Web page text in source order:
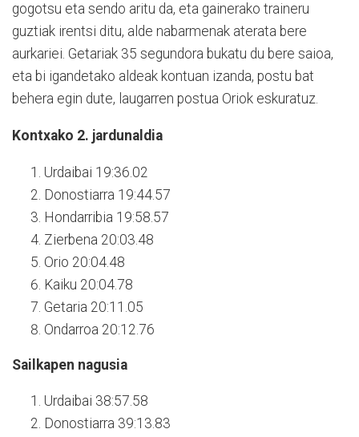
gogotsu eta sendo aritu da, eta gainerako traineru
guztiak irentsi ditu, alde nabarmenak aterata bere
aurkariei. Getariak 35 segundora bukatu du bere saioa,
eta bi igandetako aldeak kontuan izanda, postu bat
behera egin dute, laugarren postua Oriok eskuratuz.
Kontxako 2. jardunaldia
Urdaibai 19:36.02
Donostiarra 19:44.57
Hondarribia 19:58.57
Zierbena 20:03.48
Orio 20:04.48
Kaiku 20:04.78
Getaria 20:11.05
Ondarroa 20:12.76
Sailkapen nagusia
Urdaibai 38:57.58
Donostiarra 39:13.83